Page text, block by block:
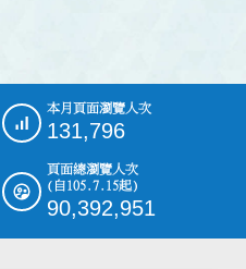
本月頁面瀏覽人次
131,796
頁面總瀏覽人次
(自105.7.15起)
90,392,951